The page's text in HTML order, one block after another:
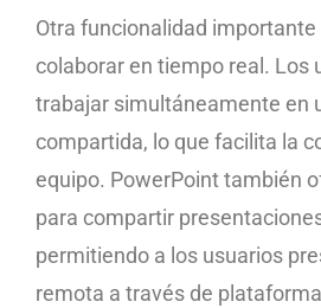
Otra funcionalidad importante
colaborar en tiempo real. Los
trabajar simultáneamente en
compartida, lo que facilita la
equipo. PowerPoint también
para compartir
permitiendo a los usuarios
remota a través de